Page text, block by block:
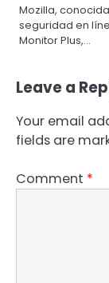
Mozilla,
seguridad en
Monitor Plus,…
Leave a
Your email
fields are
Comment *